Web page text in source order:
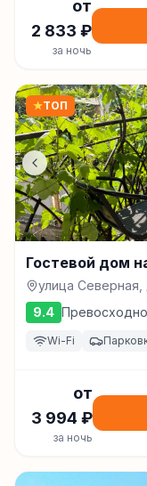
от
2 833 ₽
за ночь
★ТОП
Гостевой дом
улица Северная,
9.4 Превосходно
Wi-Fi
от
3 994 ₽
за ночь